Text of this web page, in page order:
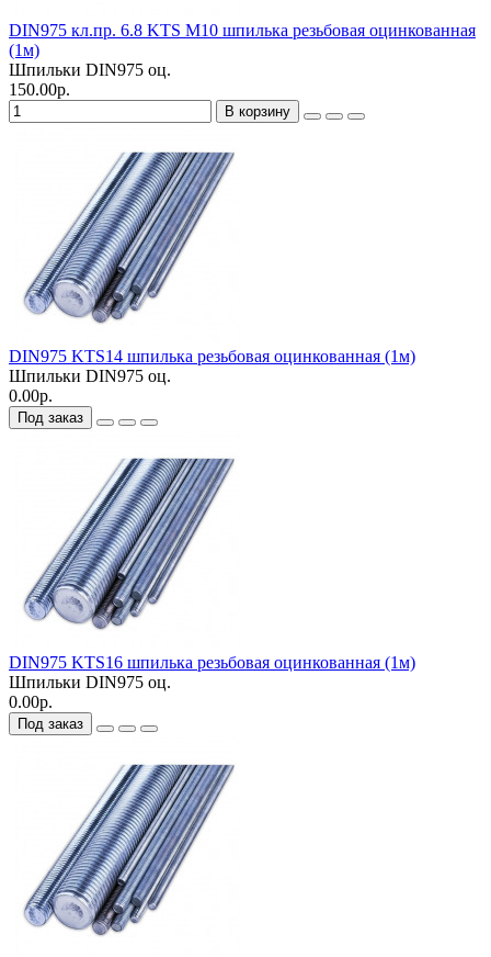
DIN975 кл.пр. 6.8 KTS М10 шпилька резьбовая оцинкованная
(1м)
Шпильки DIN975 оц.
150.00р.
В корзину
DIN975 KTS14 шпилька резьбовая оцинкованная (1м)
Шпильки DIN975 оц.
0.00р.
Под заказ
DIN975 KTS16 шпилька резьбовая оцинкованная (1м)
Шпильки DIN975 оц.
0.00р.
Под заказ